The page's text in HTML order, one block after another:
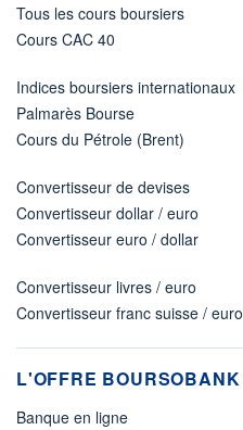
Tous les cours boursiers
Cours CAC 40
Indices boursiers internationaux
Palmarès Bourse
Cours du Pétrole (Brent)
Convertisseur de devises
Convertisseur dollar / euro
Convertisseur euro / dollar
Convertisseur livres / euro
Convertisseur franc suisse / euro
L'OFFRE BOURSOBANK
Banque en ligne